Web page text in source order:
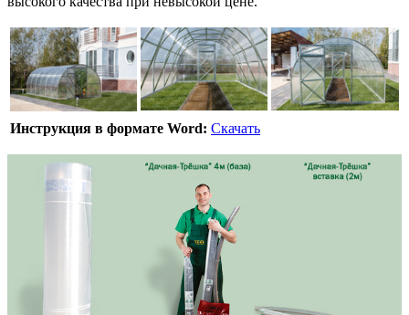
Инструкция в формате Word: Скачать